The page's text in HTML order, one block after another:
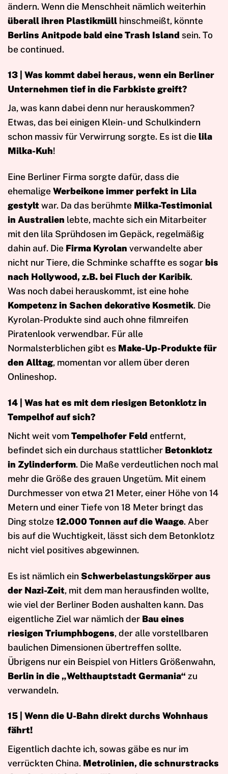
ändern. Wenn die Menschheit nämlich weiterhin
überall ihren Plastikmüll hinschmeißt, könnte
Berlins Anitpode bald eine Trash Island sein. To
be continued.
13 | Was kommt dabei heraus, wenn ein Berliner
Unternehmen tief in die Farbkiste greift?
Ja, was kann dabei denn nur herauskommen?
Etwas, das bei einigen Klein- und Schulkindern
schon massiv für Verwirrung sorgte. Es ist dielila
Milka-Kuh!
Eine Berliner Firma sorgte dafür, dass die
ehemaligeWerbeikone immer perfekt in Lila
gestyltwar. Da das berühmte Milka-Testimonial
in Australien lebte, machte sich ein Mitarbeiter
mit den lila Sprühdosen im Gepäck, regelmäßig
dahin auf. Die Firma Kyrolan verwandelte aber
nicht nur Tiere, die Schminke schaffte es sogarbis
nach Hollywood, z.B. bei Fluch der Karibik.
Was noch dabei herauskommt, ist eine hohe
Kompetenz in Sachen dekorative Kosmetik. Die
Kyrolan-Produkte sind auch ohne filmreifen
Piratenlook verwendbar. Für alle
Normalsterblichen gibt es Make-Up-Produkte für
den Alltag, momentan vor allem über deren
Onlineshop.
14 | Was hat es mit dem riesigen Betonklotz in
Tempelhof auf sich?
Nicht weit vomTempelhofer Feld entfernt,
befindet sich ein durchaus stattlicher Betonklotz
in Zylinderform. Die Maße verdeutlichen noch mal
mehr die Größe des grauen Ungetüm. Mit einem
Durchmesser von etwa 21 Meter, einer Höhe von 14
Metern und einer Tiefe von 18 Meter bringt das
Ding stolze12.000 Tonnen auf die Waage. Aber
bis auf die Wuchtigkeit, lässt sich dem Betonklotz
nicht viel positives abgewinnen.
Es ist nämlich einSchwerbelastungskörper aus
der Nazi-Zeit, mit dem man herausfinden wollte,
wie viel der Berliner Boden aushalten kann. Das
eigentliche Ziel war nämlich der Bau eines
riesigen Triumphbogens, der alle vorstellbaren
baulichen Dimensionen übertreffen sollte.
Übrigens nur ein Beispiel von Hitlers Größenwahn,
Berlin in die „Welthauptstadt Germania“ zu
verwandeln.
15 | Wenn die U-Bahn direkt durchs Wohnhaus
fährt!
Eigentlich dachte ich, sowas gäbe es nur im
verrückten China. Metrolinien, die schnurstracks